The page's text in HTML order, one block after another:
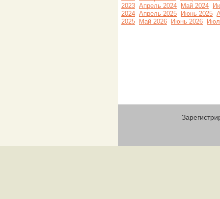
2023 Апрель 2024 Май 2024
2024 Апрель 2025 Июнь 2025
2025
Май 2026 Июнь 2026